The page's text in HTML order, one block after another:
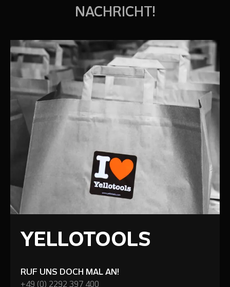
NACHRICHT!
YELLOTOOLS
RUF UNS DOCH MAL AN!
+49 (0) 2292 397 400